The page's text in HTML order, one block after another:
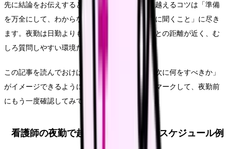
先に結論をお伝えすると、夜勤デビューを乗り越えるコツは「準備
を万全にして、わからないことは遠慮なく先輩に聞くこと」に尽き
ます。夜勤は日勤よりも人数が少ない分、先輩との距離が近く、む
しろ質問しやすい環境だったりします。
この記事を読んでおけば、初めての夜勤でも「次に何をすべきか」
がイメージできるようになります。ぜひブックマークして、夜勤前
にもう一度確認してみてください。
看護師の夜勤で起こること｜タイムスケジュール例